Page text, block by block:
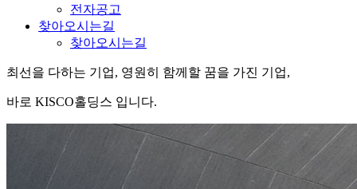
전자공고
찾아오시는길
찾아오시는길
최선을 다하는 기업, 영원히 함께할 꿈을 가진 기업,
바로 KISCO홀딩스 입니다.